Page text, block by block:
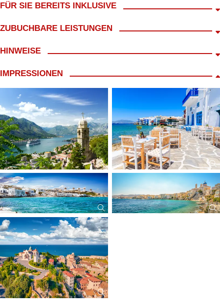
FÜR SIE BEREITS INKLUSIVE
An- und Abreise im modernen Reisebus
Reisebegleitung durch LANG Reisen während der Kreuzfahrt
7x Übernachtung auf der MSC Lirica in der gebuchten Kabine
inkl. Getränkepaket Easy
inkl. Hotelservicegebühr während der Kreuzfahrt
Kreuzfahrt lt. Programm
Nutzung aller öffentlichen Bordeinrichtungen, Veranstaltungen und
Unterhaltungsprogramme
Gepäcktransport bei Ein- und Ausschiffung
inkl. 30,-€ Servicepauschale für Reisebüroleistungen (nicht
erstattbar)
ZUBUCHBARE LEISTUNGEN
Ausflüge
Haustürabholung ab 14,99
HINWEISE
Die Tagesbeschreibung der Reise stellt die jeweilige Hafenstadt und
das nähere Umland vor. Die Ausflugs- und Besichtigungsmöglichkeiten
sind von der Liegezeit des Schiffes, dem tatsächlichen Angebot der
Reederei für diese Kreuzfahrt und den persönlichen Interessen
abhängig
Veranstalter dieser Reise: LANG Reisen GmbH & Co. KG
IMPRESSIONEN